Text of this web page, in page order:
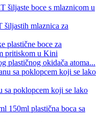
šiljastih mlaznica za
plastičnog okidača atoma...
sa poklopcem koji se lako